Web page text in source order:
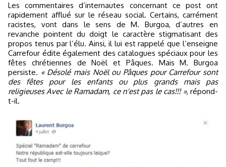
Les commentaires d’internautes concernant ce post ont
rapidement afflué sur le réseau social. Certains, carrément
racistes, vont dans le sens de M. Burgoa, d’autres en
revanche pointent du doigt le caractère stigmatisant des
propos tenus par l’élu. Ainsi, il lui est rappelé que l’enseigne
Carrefour édite également des catalogues spéciaux pour les
fêtes chrétiennes de Noël et Pâques. Mais M. Burgoa
persiste. « Désolé mais Noël ou Pâques pour Carrefour sont
des fêtes pour les enfants ou plus grands mais pas
religieuses Avec le Ramadam, ce n'est pas le cas!!! », répond-
t-il.